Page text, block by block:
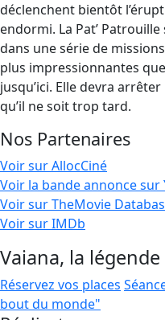
déclenchent bientôt
endormi. La Pat’
dans une série de
plus impressionnantes
jusqu’ici. Elle devra
qu’il ne soit trop tard.
Nos Partenaires
Voir sur AllocCiné
Voir la bande annonce sur
Voir sur TheMovie
Voir sur IMDb
Vaiana, la
Réservez vos places
bout du monde"